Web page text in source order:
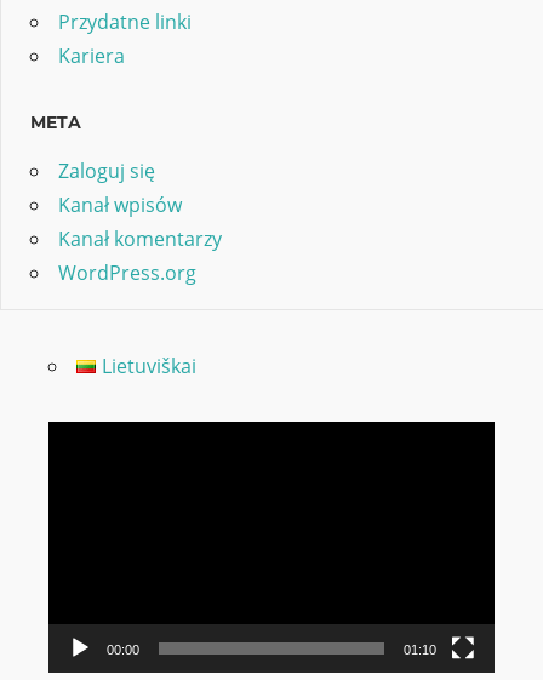
Przydatne linki
Kariera
META
Zaloguj się
Kanał wpisów
Kanał komentarzy
WordPress.org
Lietuviškai
00:00 01:10